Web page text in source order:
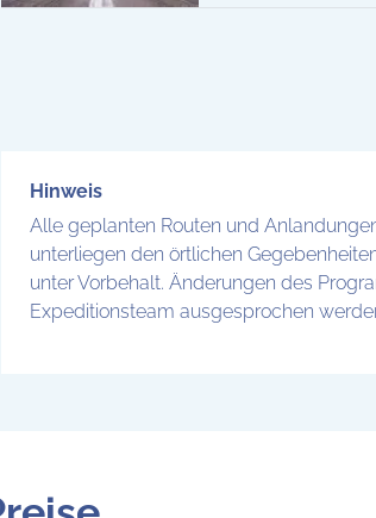
Hinweis
Alle geplanten Routen und
unterliegen den örtlichen
unter Vorbehalt. Änderungen des
Expeditionsteam ausgesprochen